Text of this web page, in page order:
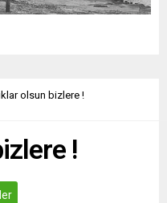
olsun bizlere !
!